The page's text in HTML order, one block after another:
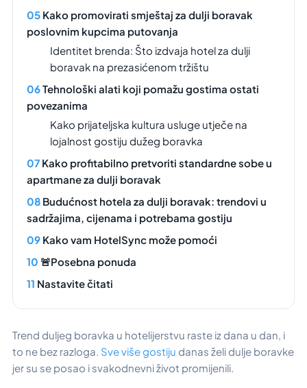
Kako promovirati smještaj za dulji boravak
poslovnim kupcima putovanja
Identitet brenda: Što izdvaja hotel za dulji
boravak na prezasićenom tržištu
Tehnološki alati koji pomažu gostima ostati
povezanima
Kako prijateljska kultura usluge utječe na
lojalnost gostiju dužeg boravka
Kako profitabilno pretvoriti standardne sobe u
apartmane za dulji boravak
Budućnost hotela za dulji boravak: trendovi u
sadržajima, cijenama i potrebama gostiju
Kako vam HotelSync može pomoći
🚨Posebna ponuda
Nastavite čitati
Trend duljeg boravka u hotelijerstvu raste iz dana u dan, i
to ne bez razloga. Sve više gostiju danas želi dulje boravke
jer su se posao i svakodnevni život promijenili.